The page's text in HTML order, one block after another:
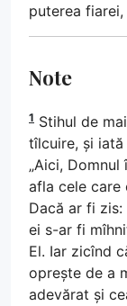
puterea
Note
1 Stihul de
tîlcuire, și
„Aici,
afla cele care
Dacă ar fi
ei s-ar fi
El. Iar zicînd
oprește de a
adevărat și